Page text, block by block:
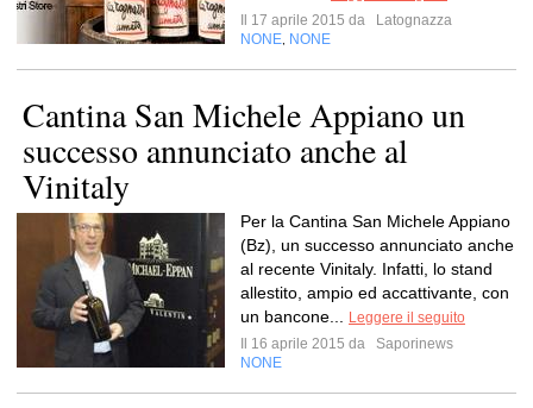
Il 17 aprile 2015 da
Latognazza
NONE NONE
Cantina San Michele Appiano un
successo annunciato anche al
Vinitaly
Per la Cantina San Michele Appiano
(Bz), un successo annunciato anche
al recente Vinitaly. Infatti, lo stand
allestito, ampio ed accattivante, con
un bancone...
Leggere il seguito
Il 16 aprile 2015 da
Saporinews
NONE